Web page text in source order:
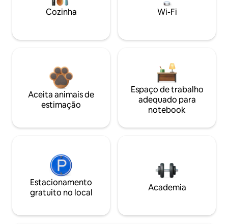
Cozinha Wi-Fi
Aceita animais de
estimação
Espaço de trabalho
adequado para
notebook
Estacionamento
gratuito no local
Academia